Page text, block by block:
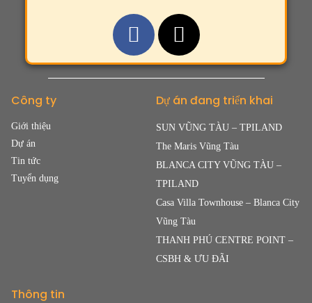
Công ty
Giới thiệu
Dự án
Tin tức
Tuyển dụng
Dự án đang triển khai
SUN VŨNG TÀU – TPILAND
The Maris Vũng Tàu
BLANCA CITY VŨNG TÀU –
TPILAND
Casa Villa Townhouse – Blanca City
Vũng Tàu
THANH PHÚ CENTRE POINT –
CSBH & ƯU ĐÃI
Thông tin